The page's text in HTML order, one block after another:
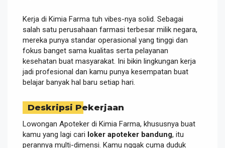
Kerja di Kimia Farma tuh vibes-nya solid. Sebagai
salah satu perusahaan farmasi terbesar milik negara,
mereka punya standar operasional yang tinggi dan
fokus banget sama kualitas serta pelayanan
kesehatan buat masyarakat. Ini bikin lingkungan kerja
jadi profesional dan kamu punya kesempatan buat
belajar banyak hal baru setiap hari.
Deskripsi Pekerjaan
Lowongan Apoteker di Kimia Farma, khususnya buat
kamu yang lagi cari loker apoteker bandung, itu
perannya multi-dimensi. Kamu nggak cuma duduk